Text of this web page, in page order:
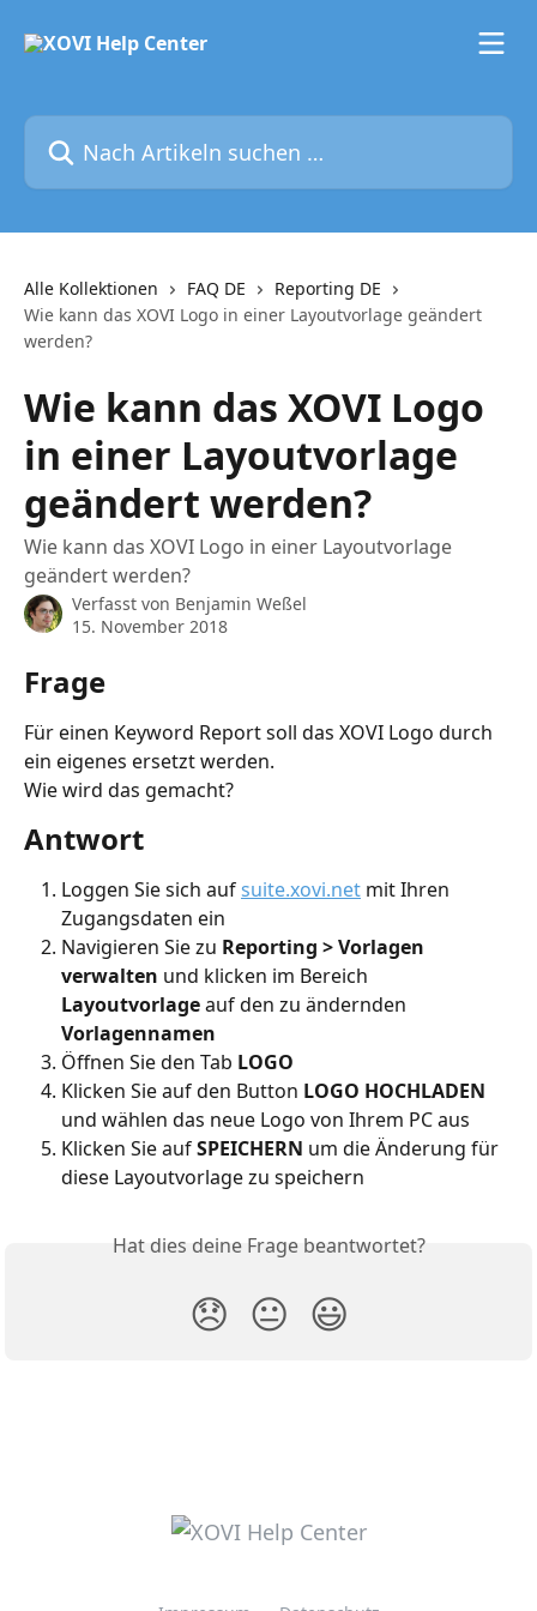
Nach Artikeln suchen …
Alle Kollektionen FAQ DE
Reporting DE
Wie kann das XOVI Logo in einer Layoutvorlage geändert
werden?
Wie kann das XOVI Logo
in einer Layoutvorlage
geändert werden?
Wie kann das XOVI Logo in einer Layoutvorlage
geändert werden?
Verfasst von Benjamin Weßel
15. November 2018
Frage
Für einen Keyword Report soll das XOVI Logo durch
ein eigenes ersetzt werden.
Wie wird das gemacht?
Antwort
Loggen Sie sich auf suite.xovi.net mit Ihren
Zugangsdaten ein
Navigieren Sie zu Reporting > Vorlagen
verwalten und klicken im Bereich
Layoutvorlage auf den zu ändernden
Vorlagennamen
Öffnen Sie den Tab LOGO
Klicken Sie auf den Button LOGO HOCHLADEN
und wählen das neue Logo von Ihrem PC aus
Klicken Sie auf SPEICHERN um die Änderung für
diese Layoutvorlage zu speichern
Hat dies deine Frage beantwortet?
😞 😐 😃